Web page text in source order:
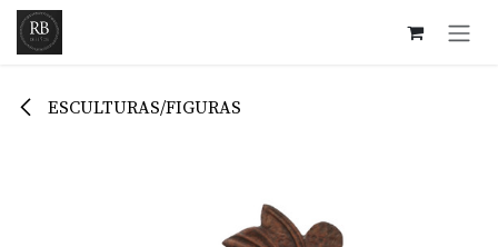
Ir al contenido
ESCULTURAS/FIGURAS